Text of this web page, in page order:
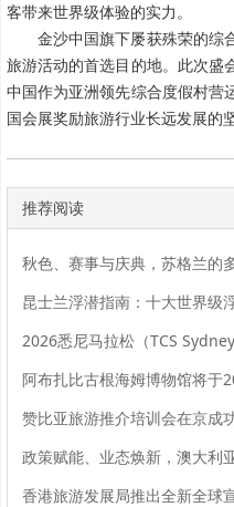
客带来世界级体验的实力。
金沙中国旗下屡获殊荣的综
旅游活动的首选目的地。此次盛
中国作为亚洲领先综合度假村营
国会展奖励旅游行业长远发展的
推荐阅读
秋色、赛事与庆典，苏格兰的
昆士兰浮潜指南：十大世界级
2026悉尼马拉松（TCS
阿布扎比古根海姆博物馆将于
赞比亚旅游推介培训会在京成
政策赋能、业态焕新，澳大利
香港旅游发展局推出全新全球